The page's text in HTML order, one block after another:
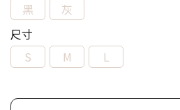
黑
灰
尺寸
S
M L